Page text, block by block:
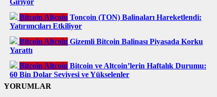
Giriyor
Bitcoin Altcoin Toncoin (TON) Balinaları Hareketlendi:
Yatırımcıları Etkiliyor
Bitcoin Altcoin Gizemli Bitcoin Balinası Piyasada Korku
Yarattı
Bitcoin Altcoin Bitcoin ve Altcoin’lerin Haftalık Durumu:
60 Bin Dolar Seviyesi ve Yükselenler
YORUMLAR